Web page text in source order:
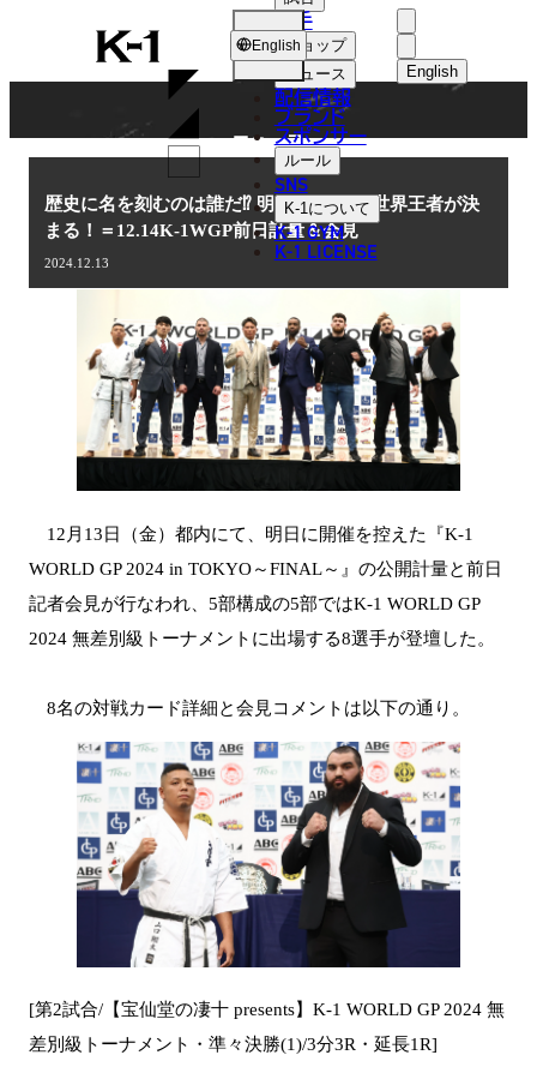
K-
1
English
한국어
中文（繁體
選手
ショップ
ニュース
配信情報
ブランド
スポンサー
ルール
SNS
K-1について
K-1 GYM
K-1 LICENSE
English
NEWS
ニュース
歴史に名を刻むのは誰だ⁉ 明日、WGPの世界王者が決
まる！＝12.14K-1WGP前日計量＆会見
2024.12.13
12月13日（金）都内にて、明日に開催を控えた『K-1
WORLD GP 2024 in TOKYO～FINAL～』の公開計量と前日
記者会見が行なわれ、5部構成の5部ではK-1 WORLD GP
2024 無差別級トーナメントに出場する8選手が登壇した。
8名の対戦カード詳細と会見コメントは以下の通り。
[第2試合/【宝仙堂の凄十 presents】K-1 WORLD GP 2024 無
差別級トーナメント・準々決勝(1)/3分3R・延長1R]